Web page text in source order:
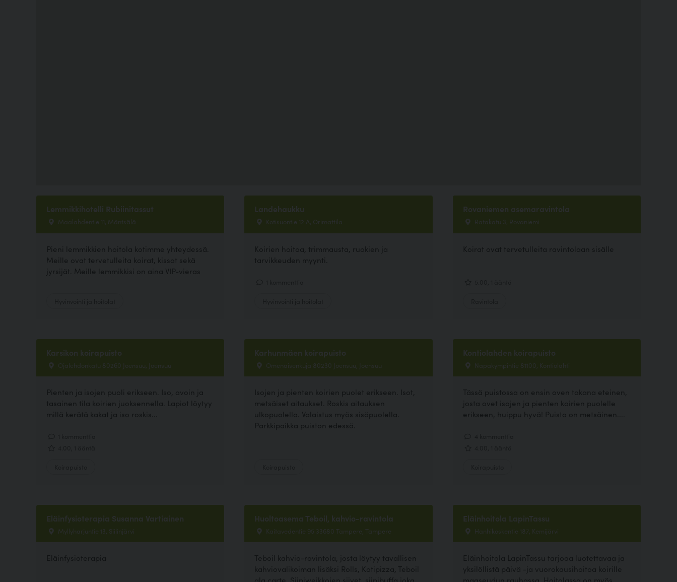
Lemmikkihotelli Rubiinitassut
Maalahdentie 11, Mäntsälä
Pieni lemmikkien hoitola kotimme yhteydessä.
Meille ovat tervetulleita koirat, kissat sekä
jyrsijät. Meille lemmikkisi on aina VIP-vieras
Landehaukku
Kotisuontie 12 A, Orimattila
Koirien hoitoa, trimmausta, ruokien ja
tarvikkeuden myynti.
Rovaniemen asemaravintola
Ratakatu 3, Rovaniemi
Koirat ovat tervetulleita ravintolaan sisälle
Karsikon koirapuisto
Ojalehdonkatu 80260 Joensuu, Joensuu
Pienten ja isojen puoli erikseen. Iso, avoin ja
tasainen tila koirien juoksennella. Lapiot löytyy
millä kerätä kakat ja iso roskis...
Karhunmäen koirapuisto
Omenaisenkuja 80230 Joensuu, Joensuu
Isojen ja pienten koirien puolet erikseen. Isot,
metsäiset aitaukset. Roskis aitauksen
ulkopuolella. Valaistus myös sisäpuolella.
Parkkipaikka puiston edessä.
Kontiolahden koirapuisto
Napakympintie 81100, Kontiolahti
Tässä puistossa on ensin oven takana eteinen,
josta ovet isojen ja pienten koirien puolelle
erikseen, huippu hyvä! Puisto on metsäinen....
Eläinfysioterapia Susanna Vartiainen
Myllyharjuntie 13, Siilinjärvi
Eläinfysioterapia
Huoltoasema Teboil, kahvio-ravintola
Kaitavedentie 95 33680 Tampere, Tampere
Teboil kahvio-ravintola, josta löytyy tavallisen
kahviovalikoiman lisäksi Rolls, Kotipizza, Teboil
ala carte, Siipiweikkojen siivet, siipibuffa joka
Eläinhoitola LapinTassu
Hanhikoskentie 187, Kemijärvi
Eläinhoitola LapinTassu tarjoaa luotettavaa ja
yksilöllistä päivä -ja vuorokausihoitoa koirille
maaseudun rauhassa. Hoitolassa on myös